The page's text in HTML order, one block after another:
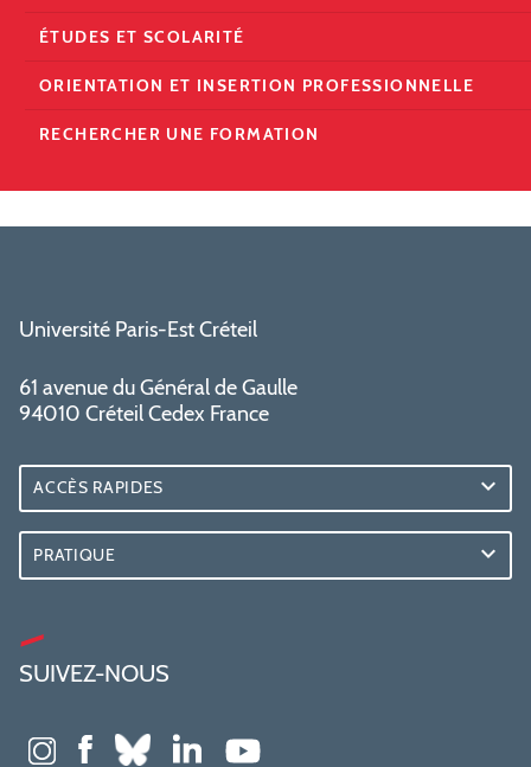
ÉTUDES ET SCOLARITÉ
ORIENTATION ET INSERTION PROFESSIONNELLE
RECHERCHER UNE FORMATION
Université Paris-Est Créteil
61 avenue du Général de Gaulle
94010 Créteil Cedex France
ACCÈS RAPIDES
PRATIQUE
SUIVEZ-NOUS